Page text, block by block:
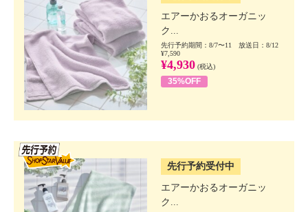
エアーかおるオーガニッ
ク...
先行予約期間：8/7〜11 放送日：8/12
¥7,590
¥4,930 (税込)
35%OFF
先行予約受付中
エアーかおるオーガニッ
ク...